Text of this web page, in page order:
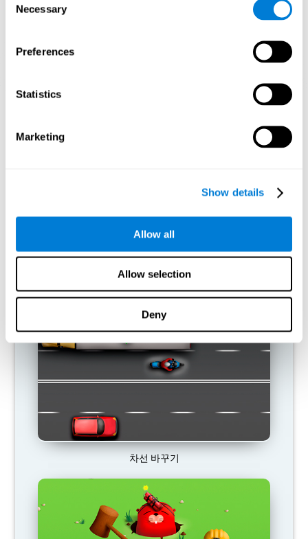
Selection
Necessary
Preferences
Statistics
Marketing
Show details
Allow all
Allow selection
Deny
인지 능력을 훈련하지 않으면 어떻게
연결을 제거하는 경향이 있습니다. 이와 같이 인지 능력이 정상적
을 제공하지 못하므로 점점 약해집니다. 이것은 우리가 이 인지 기
능을 덜 사용할 수 있게 하여 일상 활동에서 덜 효과적이게 만듭니
차선 바꾸기